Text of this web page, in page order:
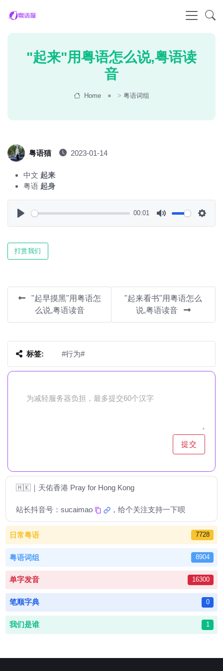
"起来"用粤语怎么说,粤语读
音
Home >粤语词组
粤语猫 2023-01-14
中文 起来
粤语 起身
00:01
打赏我们
"起早摸黑"用粤语怎
么说,粤语读音
"起来看书"用粤语怎么
说,粤语读音
标签: #行为#
提交
🇭🇰｜天佑香港 Pray for Hong Kong
站长抖音号： sucaimao ，给个关注支持一下呗
日常粤语 7728
粤语词组 8904
单字发音 16300
笔顺字典 0
我们是谁 1